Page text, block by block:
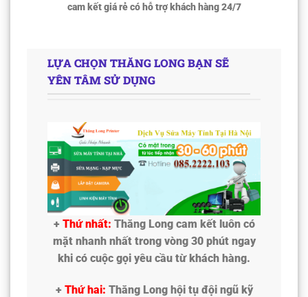
cam kết giá rẻ có hỗ trợ khách hàng 24/7
LỰA CHỌN THĂNG LONG BẠN SẼ
YÊN TÂM SỬ DỤNG
+ Thứ nhất: Thăng Long cam kết luôn có
mặt nhanh nhất trong vòng 30 phút ngay
khi có cuộc gọi yêu cầu từ khách hàng.
+ Thứ hai: Thăng Long hội tụ đội ngũ kỹ